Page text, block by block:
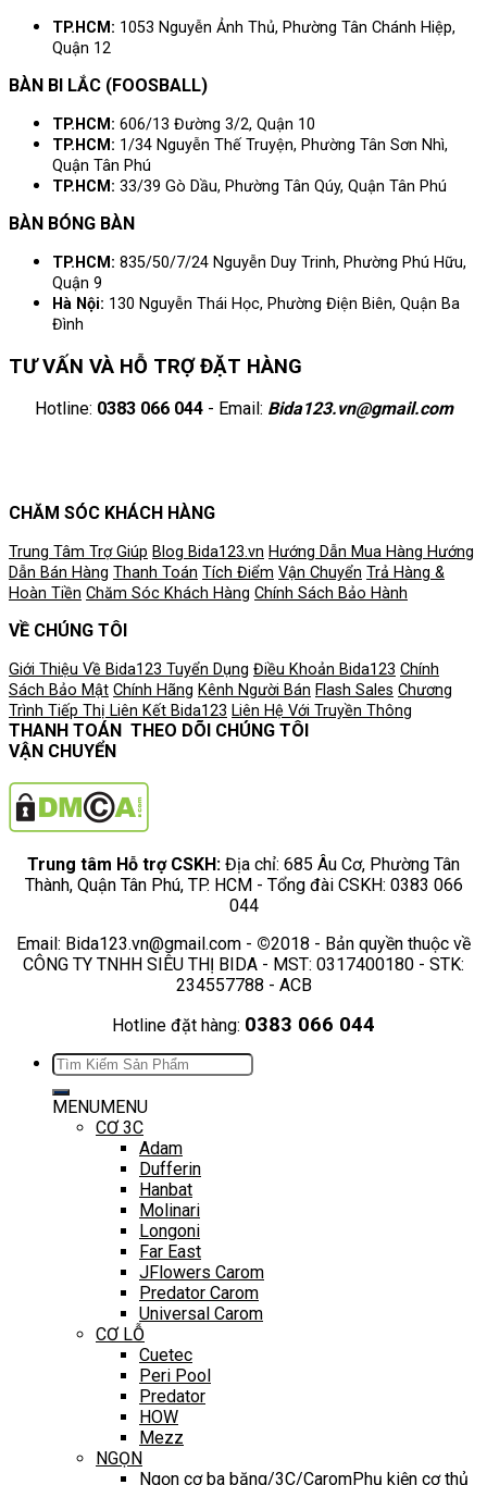
TP.HCM: 1053 Nguyễn Ảnh Thủ, Phường Tân Chánh Hiệp,
Quận 12
BÀN BI LẮC (FOOSBALL)
TP.HCM: 606/13 Đường 3/2, Quận 10
TP.HCM: 1/34 Nguyễn Thế Truyện, Phường Tân Sơn Nhì,
Quận Tân Phú
TP.HCM: 33/39 Gò Dầu, Phường Tân Qúy, Quận Tân Phú
BÀN BÓNG BÀN
TP.HCM: 835/50/7/24 Nguyễn Duy Trinh, Phường Phú Hữu,
Quận 9
Hà Nội: 130 Nguyễn Thái Học, Phường Điện Biên, Quận Ba
Đình
TƯ VẤN VÀ HỖ TRỢ ĐẶT HÀNG
Hotline: 0383 066 044- Email: Bida123.vn@gmail.com
CHĂM SÓC KHÁCH HÀNG
Trung Tâm Trợ Giúp Blog Bida123.vn Hướng Dẫn Mua Hàng Hướng
Dẫn Bán Hàng Thanh Toán Tích Điểm Vận Chuyển Trả Hàng &
Hoàn Tiền Chăm Sóc Khách Hàng Chính Sách Bảo Hành
VỀ CHÚNG TÔI
Giới Thiệu Về Bida123 Tuyển Dụng Điều Khoản Bida123 Chính
Sách Bảo Mật Chính Hãng Kênh Người Bán Flash Sales Chương
Trình Tiếp Thị Liên Kết Bida123 Liên Hệ Với Truyền Thông
THANH TOÁN THEO DÕI CHÚNG TÔI
VẬN CHUYỂN
Trung tâm Hỗ trợ CSKH: Địa chỉ: 685 Âu Cơ, Phường Tân
Thành, Quận Tân Phú, TP. HCM - Tổng đài CSKH: 0383 066
044
Email: Bida123.vn@gmail.com - ©2018 - Bản quyền thuộc về
CÔNG TY TNHH SIÊU THỊ BIDA - MST: 0317400180 - STK:
234557788 - ACB
Hotline đặt hàng: 0383 066 044
Tìm
MENUMENU
CƠ 3C
Adam
Dufferin
Hanbat
Molinari
Longoni
Far East
JFlowers Carom
Predator Carom
Universal Carom
CƠ LỖ
Cuetec
Peri Pool
Predator
HOW
Mezz
NGỌN
Ngọn cơ ba băng/3C/CaromPhụ kiện cơ thủ